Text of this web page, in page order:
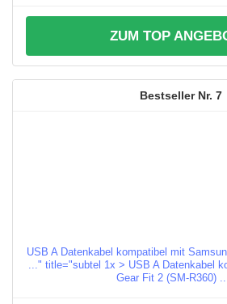
ZUM TOP
7
USB A Datenkabel kompatibel mit
..." title="subtel 1x > USB A Datenkabel
Gear Fit 2 (SM-R360)